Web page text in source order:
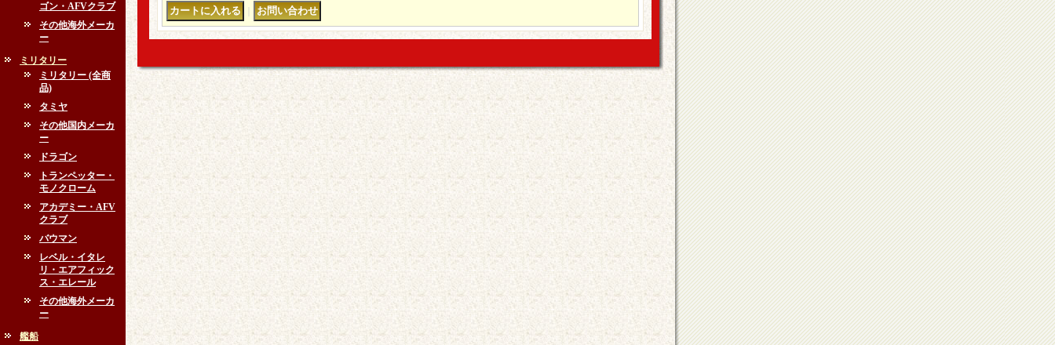
ゴン・AFVクラブ
その他海外メーカ
ー
ミリタリー
ミリタリー (全商
品)
タミヤ
その他国内メーカ
ー
ドラゴン
トランペッター・
モノクローム
アカデミー・AFV
クラブ
バウマン
レベル・イタレ
リ・エアフィック
ス・エレール
その他海外メーカ
ー
艦船